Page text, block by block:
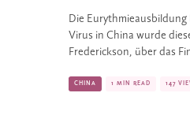
Die
Virus in China wurde
Frederickson, über das
CHINA 1 MIN READ 147